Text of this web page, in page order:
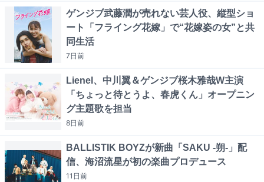
ゲンジブ武藤潤が売れない芸人役、縦型ショ
ート「フライング花嫁」で“花嫁姿の女”と共
同生活
7日前
Lienel、中川翼＆ゲンジブ桜木雅哉W主演
「ちょっと待とうよ、春虎くん」オープニン
グ主題歌を担当
8日前
BALLISTIK BOYZが新曲「SAKU -朔-」配
信、海沼流星が初の楽曲プロデュース
11日前